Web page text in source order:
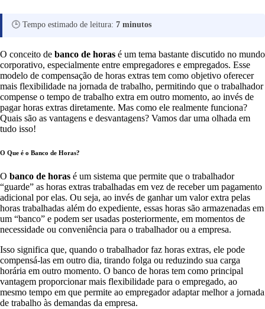
🕒 Tempo estimado de leitura: 7 minutos
O conceito de banco de horas é um tema bastante discutido no mundo
corporativo, especialmente entre empregadores e empregados. Esse
modelo de compensação de horas extras tem como objetivo oferecer
mais flexibilidade na jornada de trabalho, permitindo que o trabalhador
compense o tempo de trabalho extra em outro momento, ao invés de
pagar horas extras diretamente. Mas como ele realmente funciona?
Quais são as vantagens e desvantagens? Vamos dar uma olhada em
tudo isso!
O Que é o Banco de Horas?
O banco de horas é um sistema que permite que o trabalhador
“guarde” as horas extras trabalhadas em vez de receber um pagamento
adicional por elas. Ou seja, ao invés de ganhar um valor extra pelas
horas trabalhadas além do expediente, essas horas são armazenadas em
um “banco” e podem ser usadas posteriormente, em momentos de
necessidade ou conveniência para o trabalhador ou a empresa.
Isso significa que, quando o trabalhador faz horas extras, ele pode
compensá-las em outro dia, tirando folga ou reduzindo sua carga
horária em outro momento. O banco de horas tem como principal
vantagem proporcionar mais flexibilidade para o empregado, ao
mesmo tempo em que permite ao empregador adaptar melhor a jornada
de trabalho às demandas da empresa.